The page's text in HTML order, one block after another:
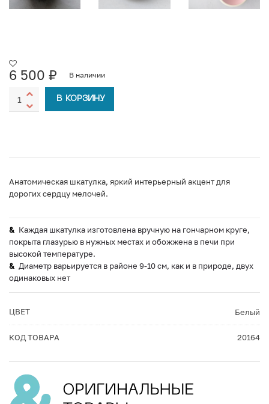
6 500 ₽ В наличии
В КОРЗИНУ
Анатомическая шкатулка, яркий интерьерный акцент для
дорогих сердцу мелочей.
Каждая шкатулка изготовлена вручную на гончарном круге,
покрыта глазурью в нужных местах и обожжена в печи при
высокой температуре.
Диаметр варьируется в районе 9-10 см, как и в природе, двух
одинаковых нет
ЦВЕТ Белый
КОД ТОВАРА 20164